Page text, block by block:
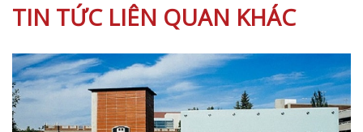
TIN TỨC LIÊN QUAN KHÁC